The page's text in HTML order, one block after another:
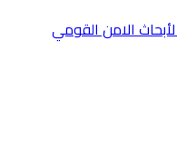
الامن القومي